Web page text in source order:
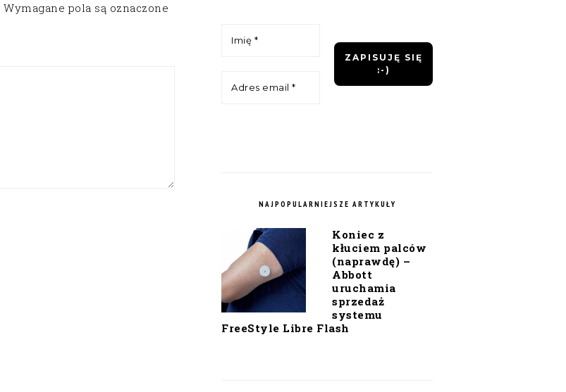
Wymagane pola są oznaczone
NAJPOPULARNIEJSZE ARTYKUŁY
Koniec z
kłuciem palców
(naprawdę) –
Abbott
uruchamia
sprzedaż
systemu
FreeStyle Libre Flash